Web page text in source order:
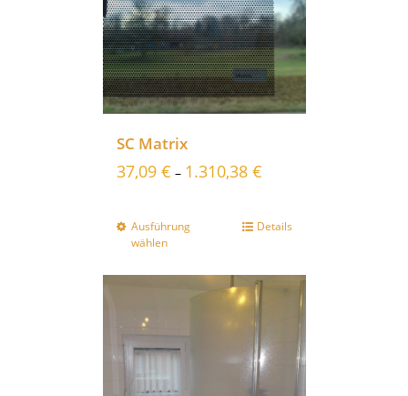
SC Matrix
37,09 € – 1.310,38 €
Ausführung
wählen
Details